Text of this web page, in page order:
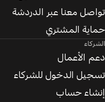
تواصل معنا عبر الدردشة
حماية المشتري
الشركاء
دعم الأعمال
تسجيل الدخول للشركاء
إنشاء حساب